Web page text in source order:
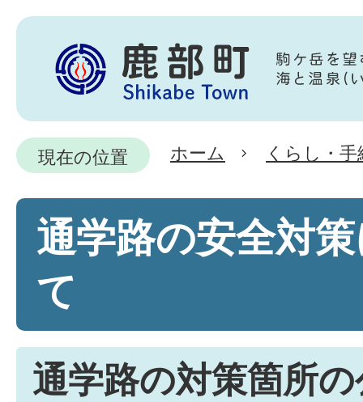
現在の位置 ホーム くらし・手
通学路の安全対
て
通学路の対策箇所